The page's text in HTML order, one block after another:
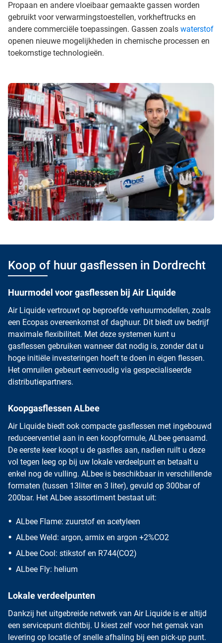
Propaan en andere vloeibaar gemaakte gassen worden
gebruikt voor verwarmingstoestellen, vorkheftrucks en
andere commerciële toepassingen. Gassen zoals waterstof
openen nieuwe mogelijkheden in chemische processen en
toekomstige technologieën.
Koop of huur gasflessen in Dordrecht
Huurmodel voor gasflessen bij Air Liquide
Air Liquide vertrouwt op beproefde verhuurmodellen, zoals
een Ecopas overeenkomst of daghuur. Dit biedt uw bedrijf
maximale flexibiliteit. Met deze systemen kunt u
gasflessen gebruiken wanneer dat nodig is, zonder dat u
hoge initiële investeringen hoeft te doen in eigen flessen.
Het omruilen gebeurt eenvoudig via gespecialiseerde
distributiepartners.
Koopgasflessen ALbee
Air Liquide biedt ook compacte gasflessen met ingebouwd
reduceerventiel aan in een koopformule, ALbee genaamd.
De eerste keer koopt u de gasfles aan, nadien ruilt u deze
vol tegen leeg op bij uw lokale verdeelpunt en betaalt u
enkel nog de vulling. ALbee is beschikbaar in verschillende
formaten (tussen 13liter en 3 liter), gevuld op 300bar of
200bar. Het ALbee assortiment bestaat uit:
ALbee Flame: zuurstof en acetyleen
ALbee Weld: argon, armix en argon +2%CO2
ALbee Cool: stikstof en R744(CO2)
ALbee Fly: helium
Lokale verdeelpunten
Dankzij het uitgebreide netwerk van Air Liquide is er altijd
een servicepunt dichtbij. U kiest zelf voor het gemak van
levering op locatie of snelle afhaling bij een pick-up punt.